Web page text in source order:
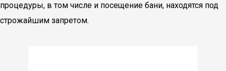
процедуры, в том числе и посещение бани, находятся под
строжайшим запретом.